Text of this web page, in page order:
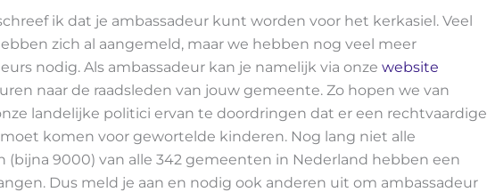
ik dat je ambassadeur kunt worden voor het kerkasiel. Veel
zich al aangemeld, maar we hebben nog veel meer
nodig. Als ambassadeur kan je namelijk via onze website
naar de raadsleden van jouw gemeente. Zo hopen we van
landelijke politici ervan te doordringen dat er een rechtvaardige
komen voor gewortelde kinderen. Nog lang niet alle
(bijna 9000) van alle 342 gemeenten in Nederland hebben een
Dus meld je aan en nodig ook anderen uit om ambassadeur